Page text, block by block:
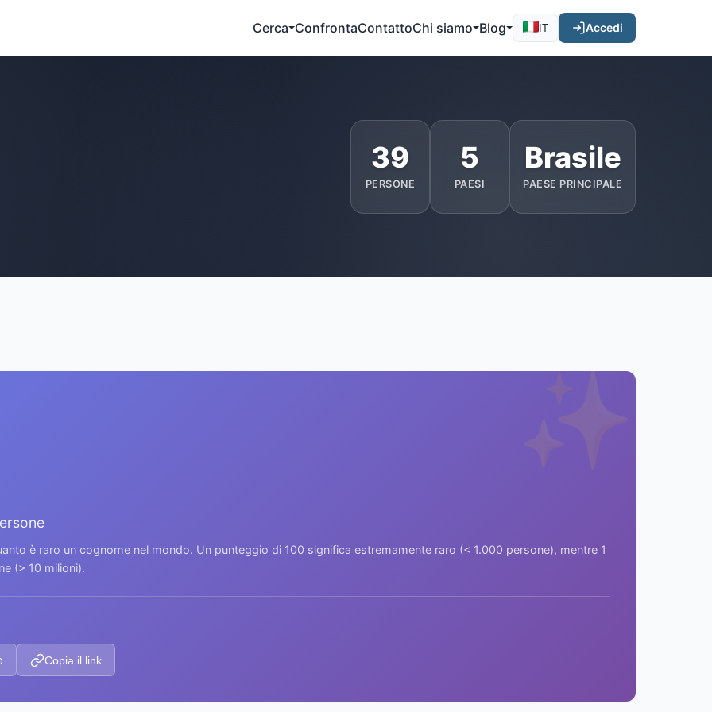
Cerca ConfrontaContattoChi siamo Blog IT Accedi
39
PERSONE
5
PAESI
Brasile
PAESE PRINCIPALE
✨
è raro un cognome nel mondo. Un punteggio di 100 significa estremamente raro (< 1.000 persone), mentre 1
(> 10 milioni).
Copia il link